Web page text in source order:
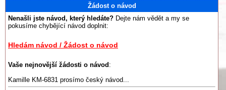
Žádost o návod
Nenašli jste návod, který hledáte? Dejte nám vědět a my se
pokusíme chybějící návod doplnit:
Hledám návod / Žádost o návod
Vaše nejnovější žádosti o návod :
Kamille KM-6831 prosímo český návod...